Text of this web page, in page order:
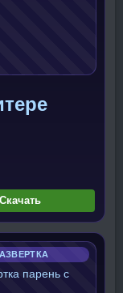
Скачать